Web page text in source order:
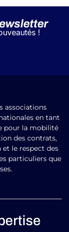
!
associations
en tant
pour la mobilité
des contrats,
le respect des
particuliers que